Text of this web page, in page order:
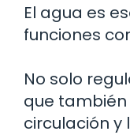
El agua es
funciones
No solo
que también
circulación y